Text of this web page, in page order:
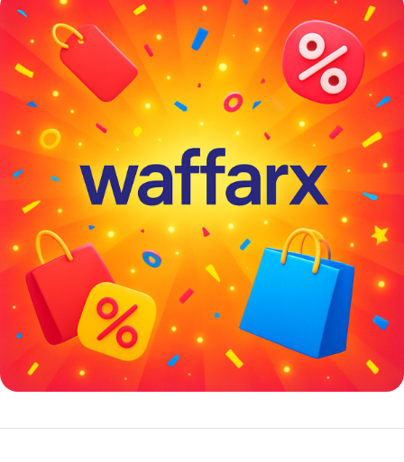
خصومات كبيرة